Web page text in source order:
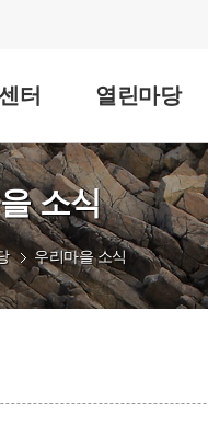
터 열린마당
소식
우리마을 소식